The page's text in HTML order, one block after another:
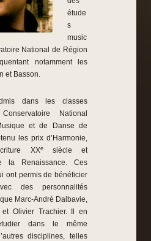
étude
s
music
National de Région
notamment les
et Basson.
dans les classes
National
et de Danse de
les prix d’Harmonie,
XXesiècle et
la Renaissance. Ces
ont permis de bénéficier
des personnalités
Marc-André Dalbavie,
et Olivier Trachier. Il en
dans le même
disciplines, telles